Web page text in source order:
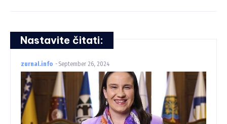
Nastavite čitati:
zurnal.info - September 26, 2024